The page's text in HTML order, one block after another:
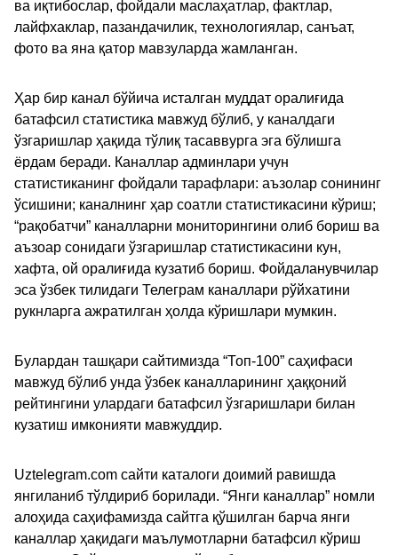
ва иқтибослар, фойдали маслаҳатлар, фактлар,
лайфхаклар, пазандачилик, технологиялар, санъат,
фото ва яна қатор мавзуларда жамланган.
Ҳар бир канал бўйича исталган муддат оралиғида
батафсил статистика мавжуд бўлиб, у каналдаги
ўзгаришлар ҳақида тўлиқ тасаввурга эга бўлишга
ёрдам беради. Каналлар админлари учун
статистиканинг фойдали тарафлари: аъзолар сонининг
ўсишини; каналнинг ҳар соатли статистикасини кўриш;
“рақобатчи” каналларни мониторингини олиб бориш ва
аъзоар сонидаги ўзгаришлар статистикасини кун,
хафта, ой оралиғида кузатиб бориш. Фойдаланувчилар
эса ўзбек тилидаги Телеграм каналлари рўйхатини
рукнларга ажратилган ҳолда кўришлари мумкин.
Булардан ташқари сайтимизда “Топ-100” саҳифаси
мавжуд бўлиб унда ўзбек каналларининг ҳаққоний
рейтингини улардаги батафсил ўзгаришлари билан
кузатиш имконияти мавжуддир.
Uztelegram.com сайти каталоги доимий равишда
янгиланиб тўлдириб борилади. “Янги каналлар” номли
алоҳида саҳифамизда сайтга қўшилган барча янги
каналлар ҳақидаги маълумотларни батафсил кўриш